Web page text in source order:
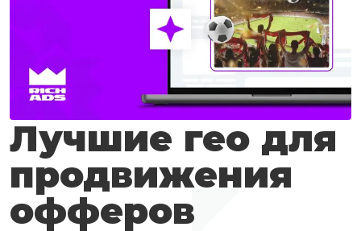
Лучшие гео для
продвижения
офферов